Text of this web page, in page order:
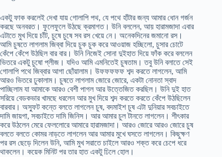
একটু ফাক করলেই দেখা যায় গোলাপি পথ, যে পথে হাঁটার জন্য আমার ধোন গর্জন
করছে অনবরত। ফুলেফুলে উঠছে ক্রমাগত। উনি বললেন, আয় হারামজাদা এবার
এটাতে মুখ দিয়ে চাঁট, চুষে চুষে সব রস খেয়ে নে। অনেকদিনের জমানো রস।
আমি চুষতে লাগলাম জিব্বা দিয়ে চুক চুক করে আওয়াজ হচ্ছিলো, চুসার চোটে
কেঁপে কেঁপে উঠছিল বার বার। উনি নিজেই সোনা দুইহাত দিয়ে ফাঁক করে বললেন
ভিতরে একটু চুষো প্লীজ। যদিও আমি এমনিতেই চুষতাম। তবু উনি বলাতে সেই
গোলাপি পথে জিব্বার আগা ছোঁয়ালাম। উফফফফফ শব্দ করতে লাগলেন, আমি
আরও ভিতরে ঢুকালাম। চুষতে লাগলাম জোরে জোরে, একটা নোনতা স্বাদ
পাচ্ছিলাম যা আমাকে আরও বেশী পাগল আর উত্তেজিত করছিল। উনি দুই হাত
সরিয়ে বেডকভার খামছে ধরলেন আর মুখ দিয়ে শব্দ করতে করতে কেঁপে উঠছিলেন
বারবার। অস্ফুট কন্তে বলতে লাগলেন চুষ, বদমাইশ চুষ এটা দুনিয়ার সবচাইতে
দামি জায়গা, সবচাইতে দামি জিনিস। আর আমার চুল টানতে লাগলেন। শীৎকার
করে উঠলেন মেরে ফেললোরে আমারে হারামজাদা। আরও জোরে আরও জোরে চুষ
বলতে বলতে কোমর নাড়তে লাগলেন আর আমার মুখে ঘসতে লাগলেন। কিছুক্ষণ
পর রস ছেড়ে দিলেন উনি, আমি মুখ সরাতে চাইলে আরও শক্ত করে চেপে ধরে
থাকলেন। কয়েক মিনিট পর তার হাত একটু ঢিলে হোল।